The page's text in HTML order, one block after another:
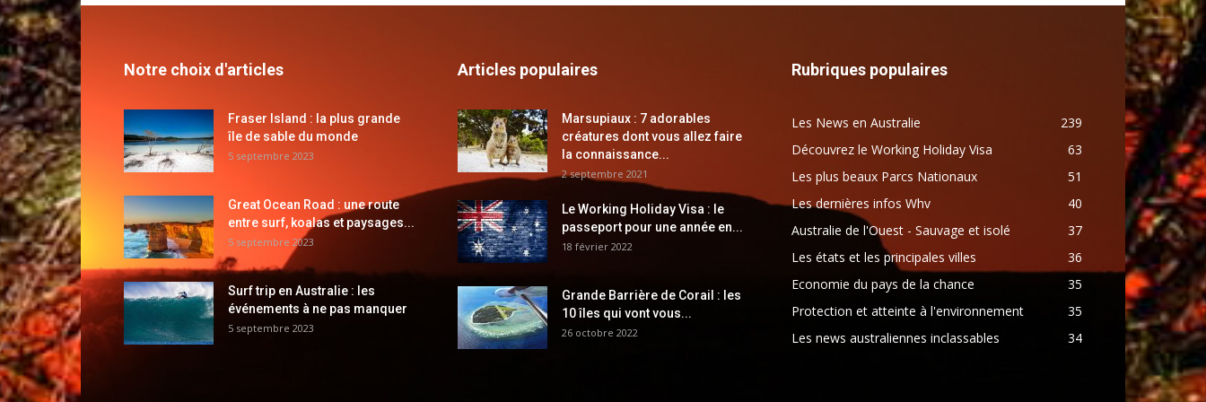
Notre choix d'articles
Fraser Island : la plus grande
île de sable du monde
5 septembre 2023
Great Ocean Road : une route
entre surf, koalas et paysages...
5 septembre 2023
Surf trip en Australie : les
événements à ne pas manquer
5 septembre 2023
Articles populaires
Marsupiaux : 7 adorables
créatures dont vous allez faire
la connaissance...
2 septembre 2021
Le Working Holiday Visa : le
passeport pour une année en...
18 février 2022
Grande Barrière de Corail : les
10 îles qui vont vous...
26 octobre 2022
Rubriques populaires
Les News en Australie
239
Découvrez le Working Holiday Visa
63
Les plus beaux Parcs Nationaux
51
Les dernières infos Whv
40
Australie de l'Ouest - Sauvage et isolé
37
Les états et les principales villes
36
Economie du pays de la chance
35
Protection et atteinte à l'environnement
35
Les news australiennes inclassables
34